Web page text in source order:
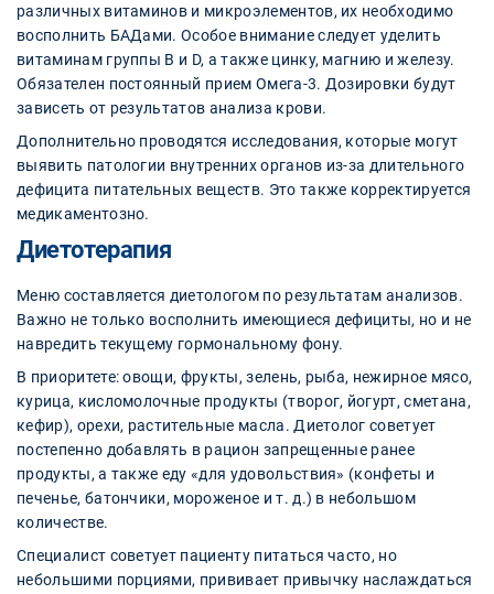
различных витаминов и микроэлементов, их необходимо
восполнить БАДами. Особое внимание следует уделить
витаминам группы В и D, а также цинку, магнию и железу.
Обязателен постоянный прием Омега-3. Дозировки будут
зависеть от результатов анализа крови.
Дополнительно проводятся исследования, которые могут
выявить патологии внутренних органов из-за длительного
дефицита питательных веществ. Это также корректируется
медикаментозно.
Диетотерапия
Меню составляется диетологом по результатам анализов.
Важно не только восполнить имеющиеся дефициты, но и не
навредить текущему гормональному фону.
В приоритете: овощи, фрукты, зелень, рыба, нежирное мясо,
курица, кисломолочные продукты (творог, йогурт, сметана,
кефир), орехи, растительные масла. Диетолог советует
постепенно добавлять в рацион запрещенные ранее
продукты, а также еду «для удовольствия» (конфеты и
печенье, батончики, мороженое и т. д.) в небольшом
количестве.
Специалист советует пациенту питаться часто, но
небольшими порциями, прививает привычку наслаждаться